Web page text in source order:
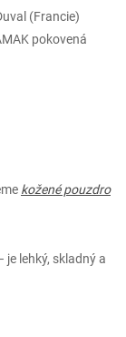
(Francie)
pokovená
kožené pouzdro
je lehký, skladný a